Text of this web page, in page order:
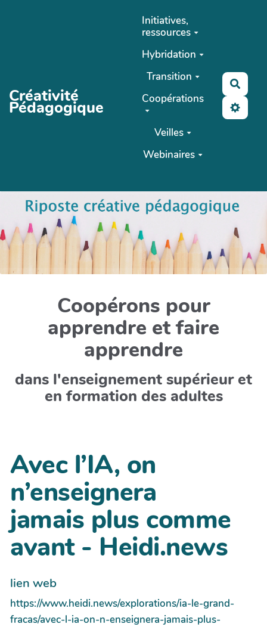
Créativité
Pédagogique
Initiatives,
ressources
Hybridation
Transition
Coopérations
Veilles
Webinaires
Coopérons pour
apprendre et faire
apprendre
dans l'enseignement supérieur et
en formation des adultes
Avec l’IA, on
n’enseignera
jamais plus comme
avant - Heidi.news
lien web
https://www.heidi.news/explorations/ia-le-grand-
fracas/avec-l-ia-on-n-enseignera-jamais-plus-